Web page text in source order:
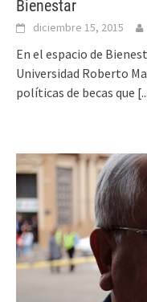
Bienestar
diciembre 15, 2015
En el espacio de
Universidad Roberto
políticas de becas que